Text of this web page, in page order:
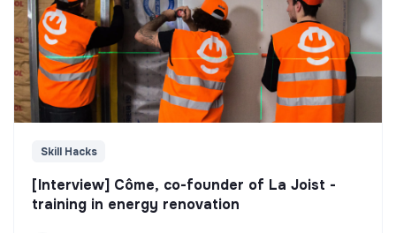
Skill Hacks
[Interview] Côme, co-founder of La Joist -
training in energy renovation